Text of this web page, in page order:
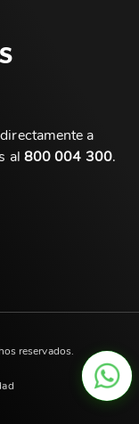
a
al 800 004 300.
reservados.